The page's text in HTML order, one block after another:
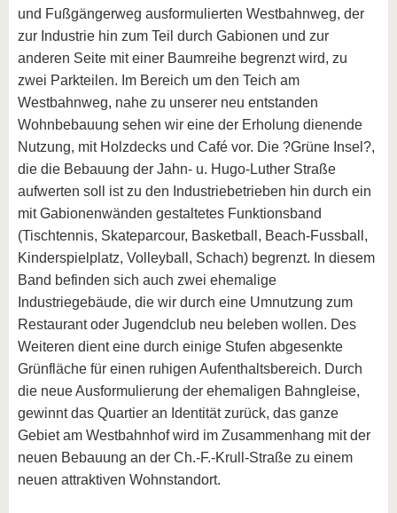
und Fußgängerweg ausformulierten Westbahnweg, der
zur Industrie hin zum Teil durch Gabionen und zur
anderen Seite mit einer Baumreihe begrenzt wird, zu
zwei Parkteilen. Im Bereich um den Teich am
Westbahnweg, nahe zu unserer neu entstanden
Wohnbebauung sehen wir eine der Erholung dienende
Nutzung, mit Holzdecks und Café vor. Die ?Grüne Insel?,
die die Bebauung der Jahn- u. Hugo-Luther Straße
aufwerten soll ist zu den Industriebetrieben hin durch ein
mit Gabionenwänden gestaltetes Funktionsband
(Tischtennis, Skateparcour, Basketball, Beach-Fussball,
Kinderspielplatz, Volleyball, Schach) begrenzt. In diesem
Band befinden sich auch zwei ehemalige
Industriegebäude, die wir durch eine Umnutzung zum
Restaurant oder Jugendclub neu beleben wollen. Des
Weiteren dient eine durch einige Stufen abgesenkte
Grünfläche für einen ruhigen Aufenthaltsbereich. Durch
die neue Ausformulierung der ehemaligen Bahngleise,
gewinnt das Quartier an Identität zurück, das ganze
Gebiet am Westbahnhof wird im Zusammenhang mit der
neuen Bebauung an der Ch.-F.-Krull-Straße zu einem
neuen attraktiven Wohnstandort.